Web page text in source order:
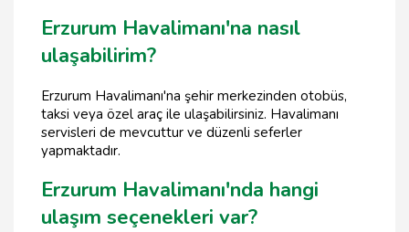
Erzurum Havalimanı'na nasıl
ulaşabilirim?
Erzurum Havalimanı'na şehir merkezinden otobüs,
taksi veya özel araç ile ulaşabilirsiniz. Havalimanı
servisleri de mevcuttur ve düzenli seferler
yapmaktadır.
Erzurum Havalimanı'nda hangi
ulaşım seçenekleri var?